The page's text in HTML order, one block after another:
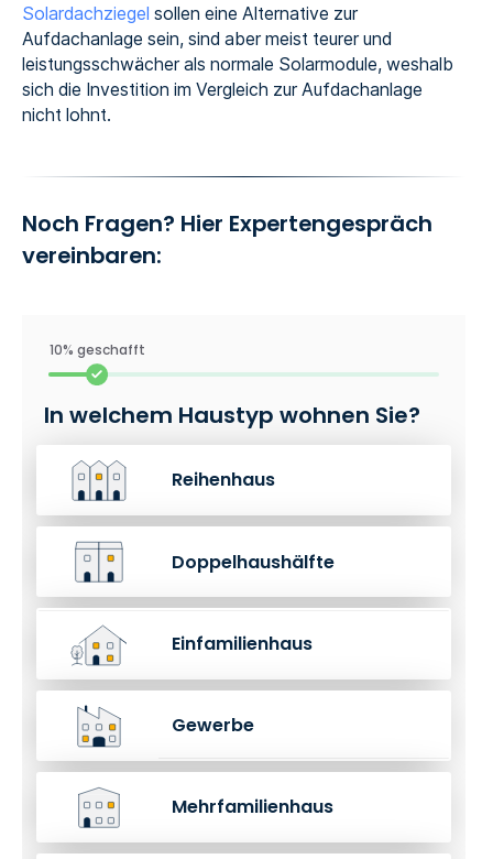
Solardachziegel sollen eine Alternative zur
Aufdachanlage sein, sind aber meist teurer und
leistungsschwächer als normale Solarmodule, weshalb
sich die Investition im Vergleich zur Aufdachanlage
nicht lohnt.
Noch Fragen? Hier Expertengespräch
vereinbaren:
10% geschafft
In welchem Haustyp wohnen Sie?
Reihenhaus
Doppelhaushälfte
Einfamilienhaus
Gewerbe
Mehrfamilienhaus